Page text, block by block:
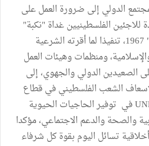
الدولي إلى ضرورة العمل على
للاجئين الفلسطينيين غداة "نكبة"
1948، وللنازحين، غداة " نكسة" 1967، تنفيذا لما أقرته الشرعية
ومنظمات وهيئات العمل
الصعيدين الدولي والجهوي، إلى
لإسعاف الشعب الفلسطيني في قطاع
غزة، ودعم جهود الأونروا UNRWA في توفير الحاجيات الحيوية
والصحة والدعم الاجتماعي، مؤكدا
تسائل اليوم بقوة كل شرفاء